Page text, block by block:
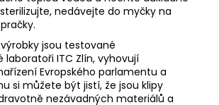
nedávejte do myčky na
jsou testované
laboratoři ITC Zlín, vyhovují
Evropského parlamentu a
si můžete být jistí, že jsou klipy
nezávadných materiálů a